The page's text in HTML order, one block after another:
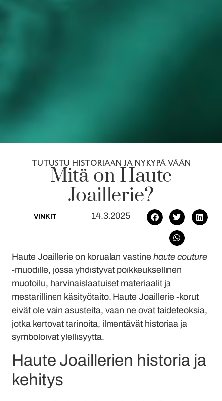
TUTUSTU HISTORIAAN JA NYKYPÄIVÄÄN
Mitä on Haute
Joaillerie?
VINKIT 14.3.2025
Haute Joaillerie on korualan vastine haute couture
-muodille, jossa yhdistyvät poikkeuksellinen
muotoilu, harvinaislaatuiset materiaalit ja
mestarillinen käsityötaito. Haute Joaillerie -korut
eivät ole vain asusteita, vaan ne ovat taideteoksia,
jotka kertovat tarinoita, ilmentävät historiaa ja
symboloivat ylellisyyttä.
Haute Joaillerien historia ja
kehitys